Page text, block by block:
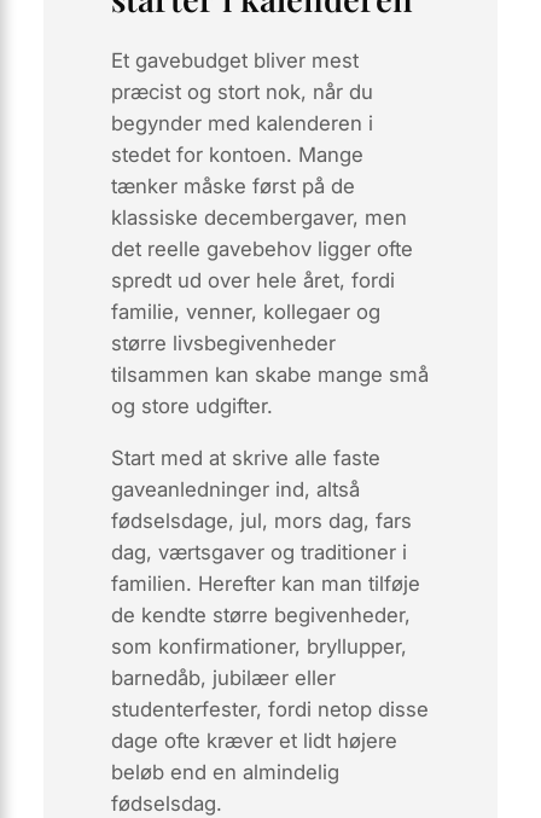
Et gavebudget bliver mest
præcist og stort nok, når du
begynder med kalenderen i
stedet for kontoen. Mange
tænker måske først på de
klassiske decembergaver, men
det reelle gavebehov ligger ofte
spredt ud over hele året, fordi
familie, venner, kollegaer og
større livsbegivenheder
tilsammen kan skabe mange små
og store udgifter.
Start med at skrive alle faste
gaveanledninger ind, altså
fødselsdage, jul, mors dag, fars
dag, værtsgaver og traditioner i
familien. Herefter kan man tilføje
de kendte større begivenheder,
som konfirmationer, bryllupper,
barnedåb, jubilæer eller
studenterfester, fordi netop disse
dage ofte kræver et lidt højere
beløb end en almindelig
fødselsdag.